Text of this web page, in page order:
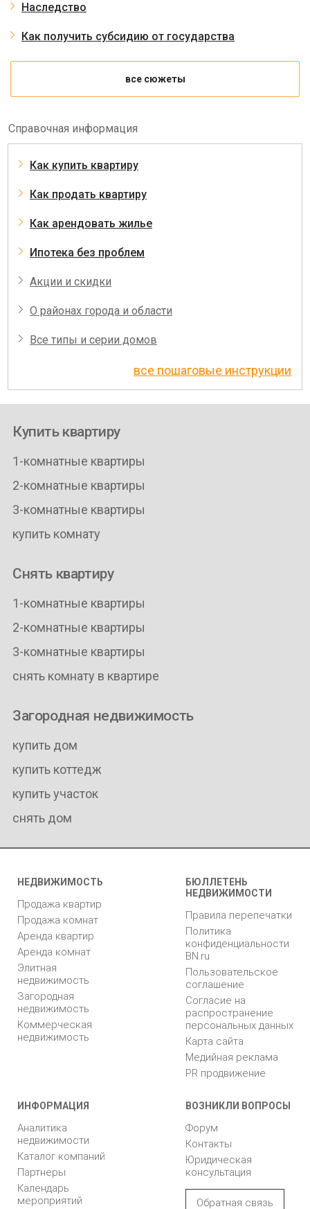
Наследство
Как получить субсидию от государства
все сюжеты
Справочная информация
Как купить квартиру
Как продать квартиру
Как арендовать жилье
Ипотека без проблем
Акции и скидки
О районах города и области
Все типы и серии домов
все пошаговые инструкции
Купить квартиру
1-комнатные квартиры
2-комнатные квартиры
3-комнатные квартиры
купить комнату
Снять квартиру
1-комнатные квартиры
2-комнатные квартиры
3-комнатные квартиры
снять комнату в квартире
Загородная недвижимость
купить дом
купить коттедж
купить участок
снять дом
НЕДВИЖИМОСТЬ
Продажа квартир
Продажа комнат
Аренда квартир
Аренда комнат
Элитная
недвижимость
Загородная
недвижимость
Коммерческая
недвижимость
БЮЛЛЕТЕНЬ
НЕДВИЖИМОСТИ
Правила перепечатки
Политика
конфиденциальности
BN.ru
Пользовательское
соглашение
Согласие на
распространение
персональных данных
Карта сайта
Медийная реклама
PR продвижение
ИНФОРМАЦИЯ
Аналитика
недвижимости
Каталог компаний
Партнеры
Календарь
мероприятий
ВОЗНИКЛИ ВОПРОСЫ
Форум
Контакты
Юридическая
консультация
Обратная связь